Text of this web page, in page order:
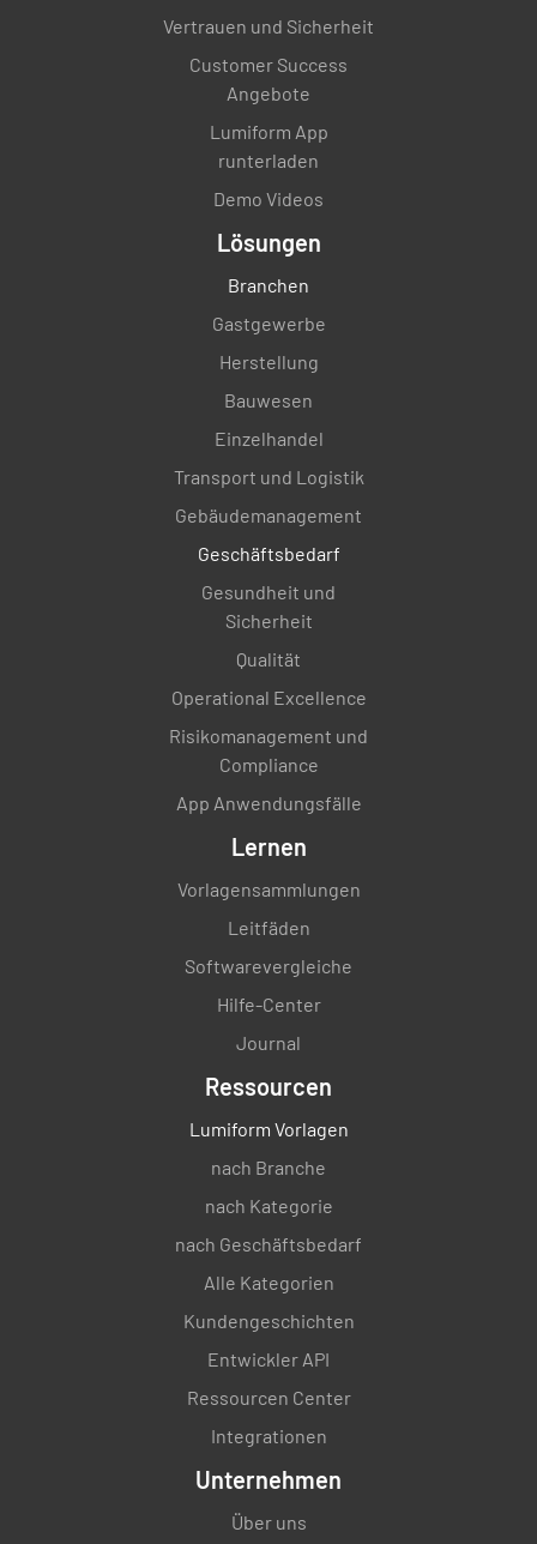
MEDIUM SCHLECHT
MEDIUM SCHLECHT
Innenaufnahme
FÜGE EIN FOTO HINZU
Weitere Kommentare
Vertrauen und Sicherheit
Customer Success
Angebote
Lumiform App
runterladen
Demo Videos
Lösungen
Branchen
Gastgewerbe
Herstellung
Bauwesen
Einzelhandel
Transport und Logistik
Gebäudemanagement
Geschäftsbedarf
Gesundheit und
Sicherheit
Qualität
Operational Excellence
Risikomanagement und
Compliance
App Anwendungsfälle
Lernen
Vorlagensammlungen
Leitfäden
Softwarevergleiche
Hilfe-Center
Journal
Ressourcen
Lumiform Vorlagen
nach Branche
nach Kategorie
nach Geschäftsbedarf
Alle Kategorien
Kundengeschichten
Entwickler API
Ressourcen Center
Integrationen
Unternehmen
Über uns